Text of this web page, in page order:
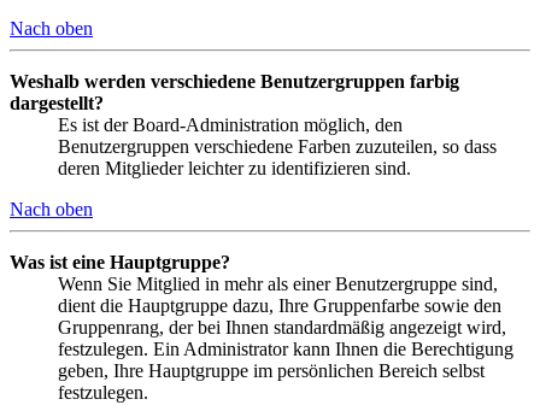
Nach oben
Weshalb werden verschiedene Benutzergruppen farbig
dargestellt?
Es ist der Board-Administration möglich, den
Benutzergruppen verschiedene Farben zuzuteilen, so dass
deren Mitglieder leichter zu identifizieren sind.
Nach oben
Was ist eine Hauptgruppe?
Wenn Sie Mitglied in mehr als einer Benutzergruppe sind,
dient die Hauptgruppe dazu, Ihre Gruppenfarbe sowie den
Gruppenrang, der bei Ihnen standardmäßig angezeigt wird,
festzulegen. Ein Administrator kann Ihnen die Berechtigung
geben, Ihre Hauptgruppe im persönlichen Bereich selbst
festzulegen.